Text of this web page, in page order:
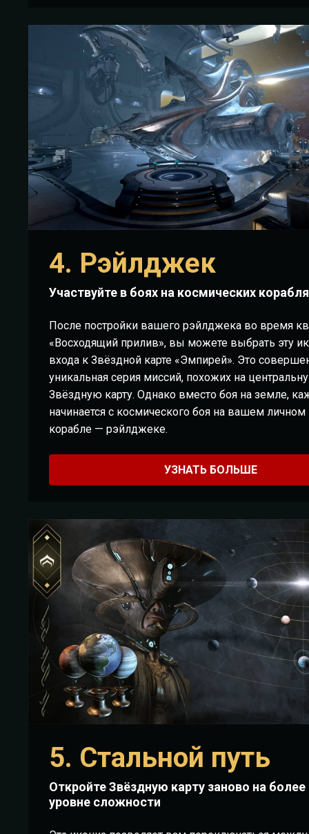
4. Рэйлджек
Участвуйте в боях на космических
После постройки вашего рэйлджека во время
«Восходящий прилив», вы можете выбрать эту
входа к Звёздной карте «Эмпирей». Это
уникальная серия миссий, похожих на
Звёздную карту. Однако вместо боя на земле,
начинается с космического боя на вашем
корабле — рэйлджеке.
УЗНАТЬ БОЛЬШЕ
5. Стальной путь
Откройте Звёздную карту заново на
уровне сложности